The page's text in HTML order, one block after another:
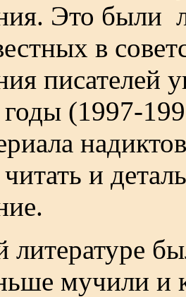
Это были
в
писателей
годы (1997-
читать и
литературе
мучили и